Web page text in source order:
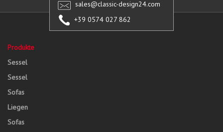
sales@classic-design24.com
+39 0574 027 862
Produkte
Sessel
Sessel
Sofas
Liegen
Sofas